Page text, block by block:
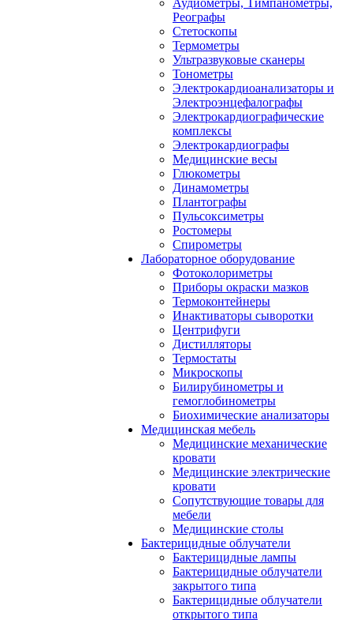
Аудиометры, Тимпанометры,
Реографы
Стетоскопы
Термометры
Ультразвуковые сканеры
Тонометры
Электрокардиоанализаторы и
Электроэнцефалографы
Электрокардиографические
комплексы
Электрокардиографы
Медицинские весы
Глюкометры
Динамометры
Плантографы
Пульсоксиметры
Ростомеры
Спирометры
Лабораторное оборудование
Фотоколориметры
Приборы окраски мазков
Термоконтейнеры
Инактиваторы сыворотки
Центрифуги
Дистилляторы
Термостаты
Микроскопы
Билирубинометры и
гемоглобинометры
Биохимические анализаторы
Медицинская мебель
Медицинские механические
кровати
Медицинские электрические
кровати
Сопутствующие товары для
мебели
Медицинские столы
Бактерицидные облучатели
Бактерицидные лампы
Бактерицидные облучатели
закрытого типа
Бактерицидные облучатели
открытого типа